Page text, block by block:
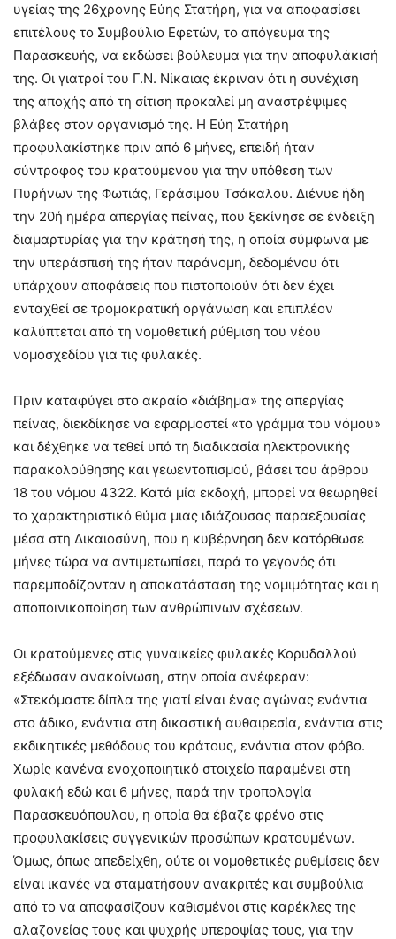
υγείας της 26χρονης Εύης Στατήρη, για να αποφασίσει
επιτέλους το Συμβούλιο Εφετών, το απόγευμα της
Παρασκευής, να εκδώσει βούλευμα για την αποφυλάκισή
της. Οι γιατροί του Γ.N. Νίκαιας έκριναν ότι η συνέχιση
της αποχής από τη σίτιση προκαλεί μη αναστρέψιμες
βλάβες στον οργανισμό της. Η Εύη Στατήρη
προφυλακίστηκε πριν από 6 μήνες, επειδή ήταν
σύντροφος του κρατούμενου για την υπόθεση των
Πυρήνων της Φωτιάς, Γεράσιμου Τσάκαλου. Διένυε ήδη
την 20ή ημέρα απεργίας πείνας, που ξεκίνησε σε ένδειξη
διαμαρτυρίας για την κράτησή της, η οποία σύμφωνα με
την υπεράσπισή της ήταν παράνομη, δεδομένου ότι
υπάρχουν αποφάσεις που πιστοποιούν ότι δεν έχει
ενταχθεί σε τρομοκρατική οργάνωση και επιπλέον
καλύπτεται από τη νομοθετική ρύθμιση του νέου
νομοσχεδίου για τις φυλακές.
Πριν καταφύγει στο ακραίο «διάβημα» της απεργίας
πείνας, διεκδίκησε να εφαρμοστεί «το γράμμα του νόμου»
και δέχθηκε να τεθεί υπό τη διαδικασία ηλεκτρονικής
παρακολούθησης και γεωεντοπισμού, βάσει του άρθρου
18 του νόμου 4322. Κατά μία εκδοχή, μπορεί να θεωρηθεί
το χαρακτηριστικό θύμα μιας ιδιάζουσας παραεξουσίας
μέσα στη Δικαιοσύνη, που η κυβέρνηση δεν κατόρθωσε
μήνες τώρα να αντιμετωπίσει, παρά το γεγονός ότι
παρεμποδίζονταν η αποκατάσταση της νομιμότητας και η
αποποινικοποίηση των ανθρώπινων σχέσεων.
Οι κρατούμενες στις γυναικείες φυλακές Κορυδαλλού
εξέδωσαν ανακοίνωση, στην οποία ανέφεραν:
«Στεκόμαστε δίπλα της γιατί είναι ένας αγώνας ενάντια
στο άδικο, ενάντια στη δικαστική αυθαιρεσία, ενάντια στις
εκδικητικές μεθόδους του κράτους, ενάντια στον φόβο.
Χωρίς κανένα ενοχοποιητικό στοιχείο παραμένει στη
φυλακή εδώ και 6 μήνες, παρά την τροπολογία
Παρασκευόπουλου, η οποία θα έβαζε φρένο στις
προφυλακίσεις συγγενικών προσώπων κρατουμένων.
Όμως, όπως απεδείχθη, ούτε οι νομοθετικές ρυθμίσεις δεν
είναι ικανές να σταματήσουν ανακριτές και συμβούλια
από το να αποφασίζουν καθισμένοι στις καρέκλες της
αλαζονείας τους και ψυχρής υπεροψίας τους, για την